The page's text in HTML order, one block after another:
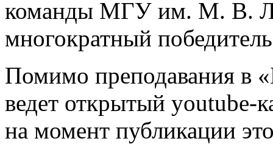
команды МГУ им. М. В.
многократный
Помимо преподавания в
ведет открытый youtube-
на момент публикации